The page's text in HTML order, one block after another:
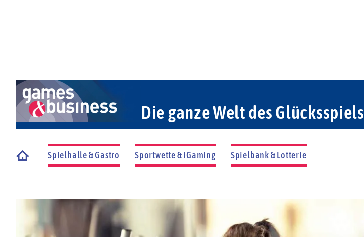
Die ganze Welt des Glücksspiels
Spielhalle & Gastro Sportwette & iGaming Spielbank & Lotterie